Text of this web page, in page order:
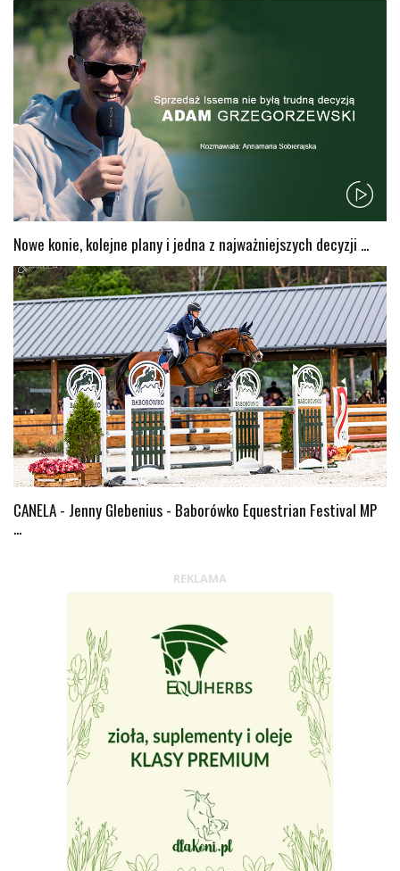
Nowe konie, kolejne plany i jedna z najważniejszych decyzji ...
CANELA - Jenny Glebenius - Baborówko Equestrian Festival MP
...
REKLAMA